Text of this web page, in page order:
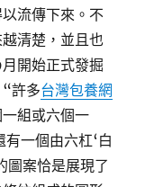
流傳下來。不
清楚，並且也
開始正式發掘
許多台灣包養網
組或六個一
一個由六杠‘白
圖案恰是展現了